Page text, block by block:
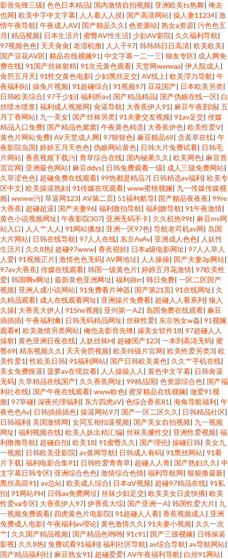
影音先锋三级| 色色日本精品| 国内激情自拍视频| 亚洲欧美ts热舞| 俺去
也网| 欧美中字中文字幕| 人人看人人摸| 国产高清网站| 操人妻11234| 激
情午夜导航| 午夜成人AV| 国产精品久久 | 色资源站| 熟女a资源| 污色色五
月 | 精品视频| 日本生活片| 蜜臀AV性生活| 少妇AV影院| 久久福利导航|
97视频色色| 天天肏肏| 老湿机撸| 人人干97| 韩韩韩日日高清| 欧美欧美|
国产豆花AV区| 精品在线视频91 | 中文字幕一二一三| 狼友专区| 成人网免
费在线| 91国产丝袜射精| 91次元黄色观看| 天堂网wwwaa| 伊人院成人 |
肏屄五月天| 91性交黄色电影| 少妇黑丝足交| AV线上| 欧美浮力导航| 午
夜福利站| 操免片视频| 91超碰综合| 91视频97| 豆花国产| 日本欧美另类|
日韩欧美综合| 97干少妇| 福利所av| 国产精品精品| 国产伪娘在线一区| 白
丝喷水喷浆| 福利成人视频网| 肏逼导航| 大香蕉伊人91 | 麻豆午夜剧场| 五
月丁香网站| 九一美女| 国产丝袜另类| 91夫妻交友视频| 91av足交| 传媒
精品入口免费| 国产精品色窝窝| 午夜黄色精选| 大香蕉伊色| 欧美性爱V|
黄色片网站免费| AV天堂成人网| 97狠狠色| 麻豆精品69| 含羞草在线| 午
夜影院岛国| 婷婷五月天色色| 伪娘网站黄色| 日韩大片免费试看| 日韩毛
片网站| 香蕉视频下载污| 青草综合在线| 国内秘果久久 | 欧美网色| 麻豆首
页官网| 亚洲最色网站| 麻豆ddys| 日韩免费观看一级| 成人三级免费网站|
久草涩色色| 超碰免费在线观看| 99热都是精品7| 日韩精选av福利| 欧美专
区中文| 欧美操逼熟妇| 91传媒在现观看| www蜜桃视频| 九一传媒传媒视
频| wwww污| 草逼网123| AV第二页| 51福利航导| 国产精品夜夜夜| 99re
大香蕉| 超碰超逼| 国产夫妻96| 福利微拍导航| 福利嫂导航| 91午夜激情|
黄色小说视频网址| 午夜影院307| 亚洲无码不卡| 久久机热99t| 麻豆mv网
站入口| 人人艹人人 | 91网站播放| 亚洲一区97色| 导航老司机av网| 岛国
大片网站| 日韩在线导航| 97人人在线| 东京AvAv| 亚洲成人色色| 人妖性
生活片| 久久8热| 超碰97www| 香蕉視頻| 日本a级电影网址| 97人人草人
人爱| 91视频正片| 激情色色无码| AV网地址| 人人操操| 国产夫妻3p网站|
97av大香蕉| 传媒在线观看| 韩国一级黄色片| 婷婷五月花激情| 97欧美性
爱| 韩国啊v网址| 最新黄色亚洲网址| 福利姬rr| 韩日免费| 一区二区国产
视频| 亚洲人成小说网站| 91免费看片神器| 国产第21页| 91在线网址| 久
久精品观看| 成人在线观看网址| 亚洲操片免费看| 超碰人人看系列| 狼人
久操| 大香蕉大伊人 | 91She视频| 亚州第一AZ| 岛国免费在线观看| 麻豆
插插插| 午夜福利禽| 日韩无码精品网址| 丝袜性爱| 东京热女w姦| 91视频
观看#| 欧美激情另类网站| 俺也去影音先锋| 操美女软件18| 97超碰人人
操射| 黄色亚洲日夜在线| 人妖丝袜H| 超碰国产123| 一本到高清无码| 蜜
臀69| 精东视频久久 | 天天肏屄视频| 欧美特级片官网| 欧美性爱另类3| 欧
美性爱1 |性欧美日韩| 91福利网站| 国产日韩欧美黄色| 久久艹手机在线|
美女免费抠逼| 菠萝av在现款看| 人人操操人人 | 黄色中文字幕| 日韩肏逼
无码| 久草精品在线国产| 久久香蕉网址| 99精品国| 色资源综合色| 国产福
利社在线| 国产午夜在线观看| www欧色| 蜜芽精品在线视频| 做爱91视
频| 97草碰| 深夜伦理福利| 东方四虎aV| 色综合香蕉81 | 海角导航福利| 午
夜色色Av| 日韩插插插色| 操逼网站97| 国产一区二区久久 | 日韩精品社区|
日韩福利| 美国激情网| 女同互相扣逼视频| 国产美女自拍视频| 九一视频
网址| 福利视频在线| 欧美人妖出精汇编| 丝袜美腿性交| 亚洲性爱视频| 福
利撸撸导航| 超碰自拍| 欧美18| 91蜜臀久久 | 国产理伦| 操碰日韩| 美女九
一视频| 日韩欧美亚影院| av黄网导航| 日韩成人有码| 91黑丝网站| 91看
片下载| 福利电影合集91 | 日韩性爱青青草| 超碰人人青| 国产熟妇久久 | 中
文字幕日韩专区| 亚洲综合色色| 激情综合色情| 福利导航网| 狠狠撸最新|
黑丝高跟91 | av总站| 欧美成人综合| 日本αV视频| 超碰97精品在线| 91私
拍| 91网站PH| 日韩av免费网址| 丝袜少妇足交| 欧美美女日皮快播| 欧美
性爱va专区| 大香蕉伊人97| 伊香蕉大综| 国产亚洲一A| 韩国性爱大片| 九
一视频免费观看| 四虎黄色片电影院| 91超碰人人看| 香蕉视频成人 | 亚洲
免费成人电影| 午夜福利av理论| 黄色激情久久 | 91夫妻小视频| 久久一次
艹| 久久国产精品视频| 国产精品色哟哟| 91c91 | 国产三级视频| 日韩操逼
影视| 久久8热| 免费试看91福利| 福利社区导航| av综合导航| av导航网站|
国产精品福利社| 麻豆熟女91 | 超碰爱爱| AV午夜福利导航| 白丝91网站|